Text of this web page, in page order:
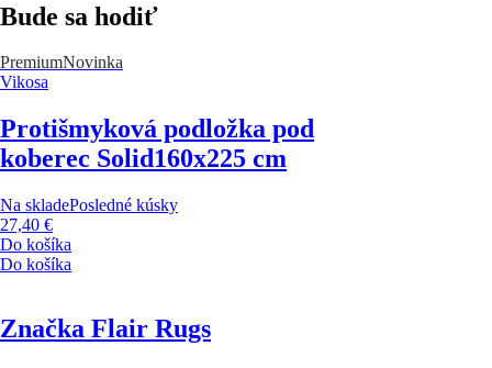
Bude sa hodiť
PremiumNovinka
Vikosa
Protišmyková podložka pod
koberec Solid160x225 cm
Na skladePosledné kúsky
27,40 €
Do košíka
Do košíka
Značka Flair Rugs